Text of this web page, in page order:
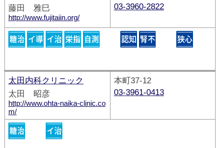
藤田 雅巳
http://www.fujitaiin.org/
03-3960-2822
太田内科クリニック
太田 昭彦
http://www.ohta-naika-clinic.co
m/
本町37-12
03-3961-0413